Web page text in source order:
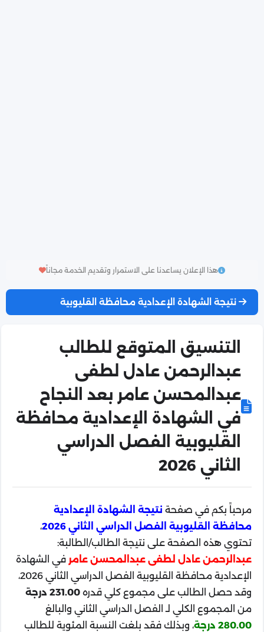
هذا الإعلان يساعدنا على الاستمرار وتقديم الخدمة مجاناً
نتيجة الشهادة الإعدادية محافظة القليوبية
التنسيق المتوقع للطالب
عبدالرحمن عادل لطفى
عبدالمحسن عامر بعد النجاح
في الشهادة الإعدادية محافظة
القليوبية الفصل الدراسي
الثاني 2026
مرحباً بكم في صفحة نتيجة الشهادة الإعدادية
محافظة القليوبية الفصل الدراسي الثاني 2026
،
تحتوي هذه الصفحة على نتيجة الطالب/الطالبة:
عبدالرحمن عادل لطفى عبدالمحسن عامر في الشهادة
الإعدادية محافظة القليوبية الفصل الدراسي الثاني 2026،
وقد حصل الطالب على مجموع كلي قدره231.00 درجة
من المجموع الكلي لـ الفصل الدراسي الثاني والبالغ
280.00 درجة
، وبذلك فقد بلغت النسبة المئوية للطالب